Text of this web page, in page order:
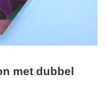
met dubbel